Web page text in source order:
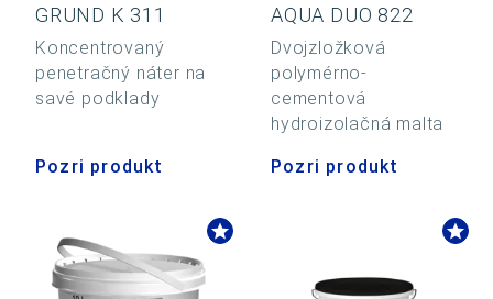
GRUND K 311
Koncentrovaný
penetračný náter na
savé podklady
Pozri produkt
AQUA DUO 822
Dvojzložková
polymérno-
cementová
hydroizolačná malta
Pozri produkt